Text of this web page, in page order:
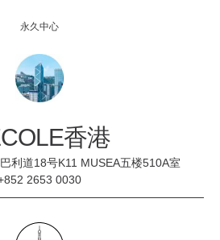
永久中心
香港
利道18号K11 MUSEA五楼510A室
2653 0030